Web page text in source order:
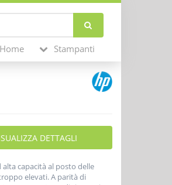
Home Stampanti
DETTAGLI
capacità al posto delle
elevati. A parità di